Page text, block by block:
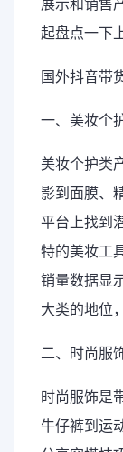
展示和销售
起盘点一下
国外抖音带
一、美妆个
美妆个护类
影到面膜、
平台上找到
特的美妆工
销量数据显
大类的地位
二、时尚服
时尚服饰是
牛仔裤到运